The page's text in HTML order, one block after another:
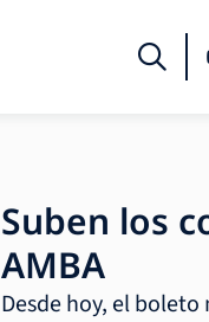
Suben los
AMBA
Desde hoy, el